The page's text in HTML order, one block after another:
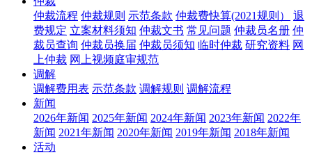
仲裁流程 仲裁规则 示范条款 仲裁费快算(2021规则）
退
费规定 立案材料须知 仲裁文书 常见问题 仲裁员名册 仲
裁员查询 仲裁员换届 仲裁员须知 临时仲裁 研究资料 网
上仲裁 网上视频庭审规范
调解
调解费用表 示范条款 调解规则 调解流程
新闻
2026年新闻 2025年新闻 2024年新闻 2023年新闻 2022年
新闻 2021年新闻 2020年新闻 2019年新闻 2018年新闻
活动